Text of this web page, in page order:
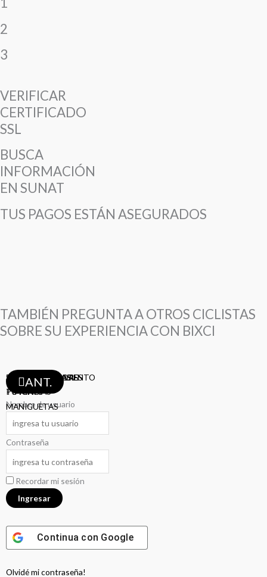
2
3
VERIFICAR
CERTIFICADO
SSL
BUSCA
INFORMACIÓN
EN SUNAT
TUS PAGOS ESTÁN ASEGURADOS
TAMBIÉN PREGUNTA A OTROS CICLISTAS
SOBRE SU EXPERIENCIA CON BIXCI
ASIENTOS
MANIGUETAS
TIJAS
ABRAZADERA ASIENTO
POTENCIAS
TIMONES
SHIFTERS
PEDALES
PIÑONES
MAZAS
BIELAS
TAZAS
DESVIADORES
FRENOS
RAYOS
LLANTAS
LLANTAS
LLANTAS
CAMARAS
CAMARAS
AROS
CADENAS
CADENAS
CABLES-FUNDAS
PORTA-BOTELLAS
DESCARRILADORES
ANT.
Nombre de usuario
Contraseña
Recordar mi sesión
Continua con Google
Olvidé mi contraseña!